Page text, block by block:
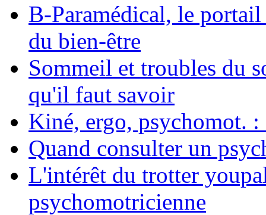
B-Paramédical, le portail
du bien-être
Sommeil et troubles du
qu'il faut savoir
Kiné, ergo, psychomot. :
Quand consulter un
L'intérêt du trotter
psychomotricienne